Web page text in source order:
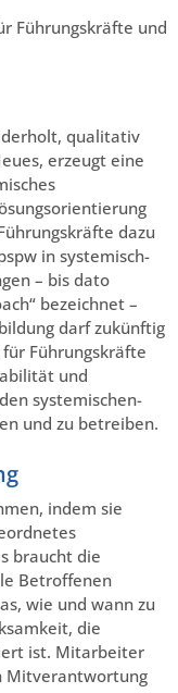
Führungskräfte und
qualitativ
erzeugt eine
dazu
in systemisch-
– bis dato
bezeichnet –
darf zukünftig
Führungskräfte
und
systemischen-
und zu betreiben.
indem sie
braucht die
Betroffenen
wie und wann zu
die
ist. Mitarbeiter
Mitverantwortung